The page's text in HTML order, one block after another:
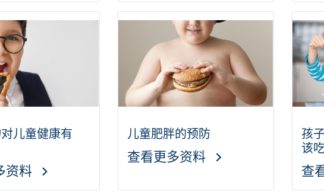
儿童健康有
资料
儿童肥胖的预防
查看更多资料
孩
该
查